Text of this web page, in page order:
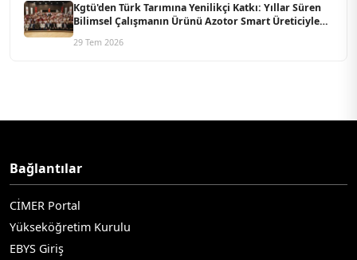
Kgtü'den Türk Tarımına Yenilikçi Katkı: Yıllar Süren
Bilimsel Çalışmanın Ürünü Azotor Smart Üreticiyle
29 Tem 2026
Bağlantılar
CİMER Portal
Yükseköğretim Kurulu
EBYS Giriş